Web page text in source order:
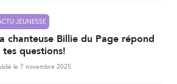
JEUNESSE
chanteuse Billie du Page répond
tes questions!
le 7 novembre 2025